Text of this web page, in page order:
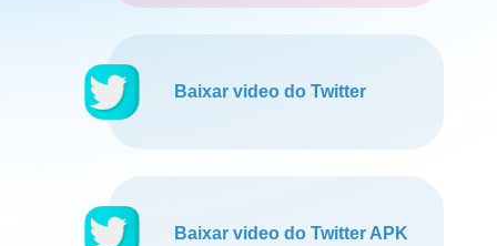
Baixar video do Twitter
Baixar video do Twitter APK